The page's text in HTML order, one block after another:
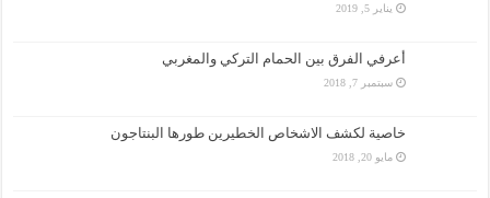
يناير 5, 2019
أعرفي الفرق بين الحمام التركي والمغربي
سبتمبر 7, 2018
خاصية لكشف الاشخاص الخطيرين طورها البنتاجون
مايو 20, 2018